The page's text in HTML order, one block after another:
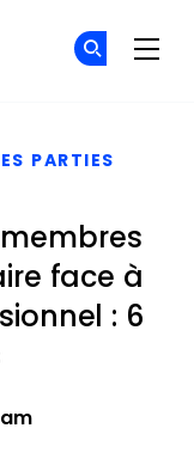
PARTIES
face à
: 6